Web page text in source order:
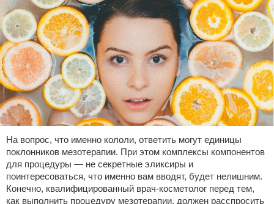
На вопрос, что именно кололи, ответить могут единицы
поклонников мезотерапии. При этом комплексы компонентов
для процедуры — не секретные эликсиры и
поинтересоваться, что именно вам вводят, будет нелишним.
Конечно, квалифицированный врач-косметолог перед тем,
как выполнить процедуру мезотерапии, должен расспросить